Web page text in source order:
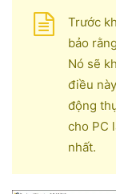
Trước
bảo
Nó sẽ
điều
động
cho PC
nhất.